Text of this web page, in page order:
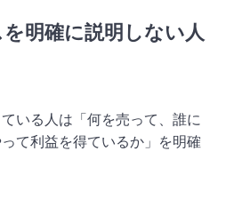
明確に説明しない人
いる人は「何を売って、誰に
て利益を得ているか」を明確